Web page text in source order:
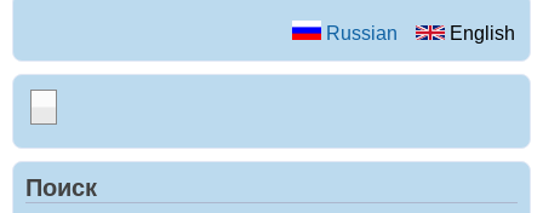
Russian English
Поиск